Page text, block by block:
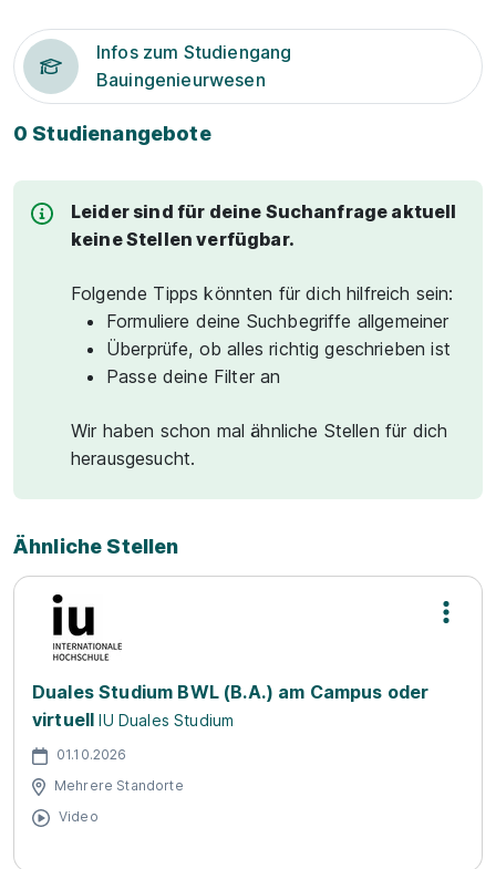
Infos zum Studiengang
Bauingenieurwesen
0 Studienangebote
Leider sind für deine Suchanfrage aktuell
keine Stellen verfügbar.
Folgende Tipps könnten für dich hilfreich sein:
Formuliere deine Suchbegriffe allgemeiner
Überprüfe, ob alles richtig geschrieben ist
Passe deine Filter an
Wir haben schon mal ähnliche Stellen für dich
herausgesucht.
Ähnliche Stellen
Duales Studium BWL (B.A.) am Campus oder
virtuell IU Duales Studium
01.10.2026
Mehrere Standorte
Video